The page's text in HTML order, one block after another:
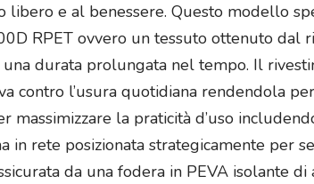
libero e al benessere. Questo modello
RPET ovvero un tessuto ottenuto
durata prolungata nel tempo. Il
contro l’usura quotidiana rendendola
massimizzare la praticità d’uso
in rete posizionata strategicamente per
da una fodera in PEVA isolante